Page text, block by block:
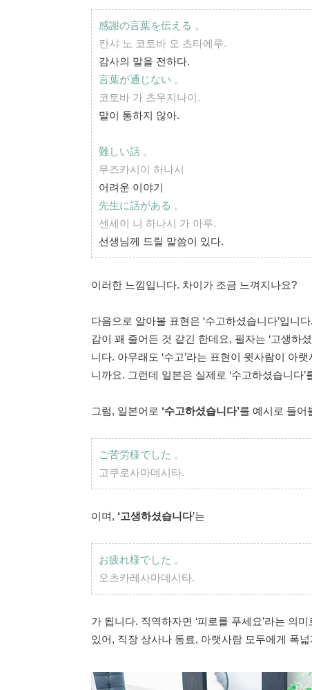
感謝の言葉を伝える 。
칸샤 노 코토바 오 츠타에루.
감사의 말을 전하다.
言葉が通じない 。
코토바 가 츠우지나이.
말이 통하지 않아.
難しい話 。
무즈카시이 하나시
어려운 이야기
先生に話がある 。
센세이 니 하나시 가 아루.
선생님께 드릴 말씀이 있다.
이러한 느낌입니다. 차이가 조금 느껴지나요?
다음으로 알아볼 표현은 ‘수고하셨습니다’입니
감이 꽤 줄어든 것 같긴 한데요, 필자는 ‘고생하
니다. 아무래도 ‘수고’라는 표현이 윗사람이 아
니까요. 그런데 일본은 실제로 ‘수고하셨습니다
그럼, 일본어로 ‘수고하셨습니다’를 예시로 들어
ご苦労様でした 。
고쿠로사마데시타.
이며, ‘고생하셨습니다’는
お疲れ様でした 。
오츠카레사마데시타.
가 됩니다. 직역하자면 ‘피로를 푸세요’라는 의
있어, 직장 상사나 동료, 아랫사람 모두에게 폭